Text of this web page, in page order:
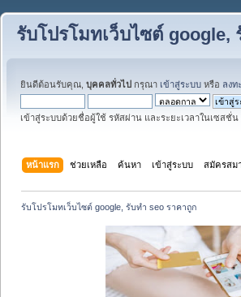
รับโปรโมทเว็บไซต์ google,
ยินดีต้อนรับคุณ, บุคคลทั่วไป กรุณา เข้าสู่ระบบ หรือ ลงท
เข้าสู่ระบบด้วยชื่อผู้ใช้ รหัสผ่าน และระยะเวลาในเซสชั่น
หน้าแรก ช่วยเหลือ ค้นหา เข้าสู่ระบบ สมัครสม
รับโปรโมทเว็บไซต์ google, รับทำ seo ราคาถูก